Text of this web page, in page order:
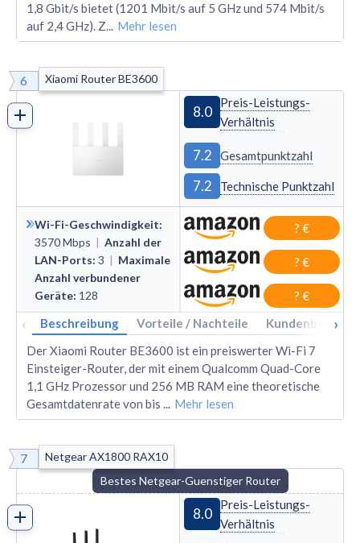
1,8 Gbit/s bietet (1201 Mbit/s auf 5 GHz und 574 Mbit/s
auf 2,4 GHz). Z... Mehr lesen
6 Xiaomi Router BE3600
8.0
Preis-Leistungs-
Verhältnis
7.2 Gesamtpunktzahl
7.2 Technische Punktzahl
Wi-Fi-Geschwindigkeit:
3570Mbps | Anzahl der
LAN-Ports: 3 | Maximale
Anzahl verbundener
Geräte: 128
? €
? €
? €
‹ Beschreibung Vorteile / Nachteile ›
Der Xiaomi Router BE3600 ist ein preiswerter Wi-Fi 7
Einsteiger-Router, der mit einem Qualcomm Quad-Core
1,1 GHz Prozessor und 256 MB RAM eine theoretische
Gesamtdatenrate von bis ... Mehr lesen
7
Netgear AX1800 RAX10
Bestes Netgear-Guenstiger Router
8.0
Preis-Leistungs-
Verhältnis